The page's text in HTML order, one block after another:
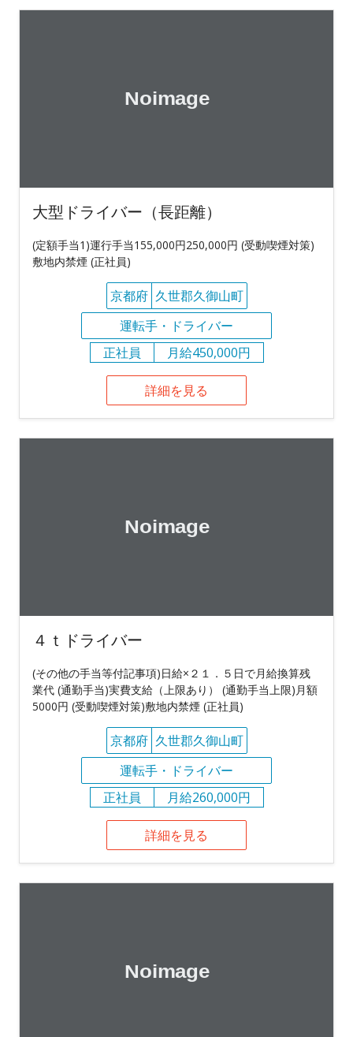
大型ドライバー（長距離）
(定額手当1)運行手当155,000円250,000円 (受動喫煙対策)
敷地内禁煙 (正社員)
京都府 久世郡久御山町
運転手・ドライバー
正社員
月給450,000円
詳細を見る
４ｔドライバー
(その他の手当等付記事項)日給×２１．５日で月給換算残
業代 (通勤手当)実費支給（上限あり） (通勤手当上限)月額
5000円 (受動喫煙対策)敷地内禁煙 (正社員)
京都府 久世郡久御山町
運転手・ドライバー
正社員
月給260,000円
詳細を見る